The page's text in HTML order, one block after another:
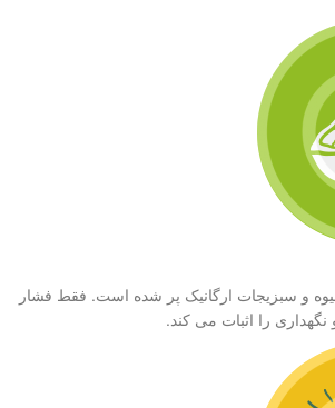
و سبزیجات ارگانیک پر شده است. فقط فشار
را اثبات می کند.